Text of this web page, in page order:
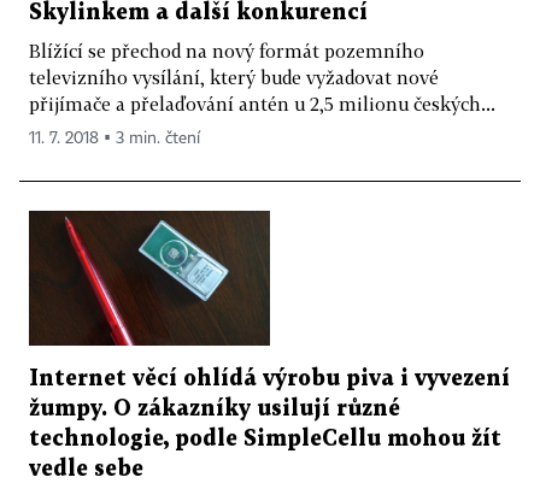
Skylinkem a další konkurencí
Blížící se přechod na nový formát pozemního
televizního vysílání, který bude vyžadovat nové
přijímače a přelaďování antén u 2,5 milionu českých...
11. 7. 2018 ▪ 3 min. čtení
Internet věcí ohlídá výrobu piva i vyvezení
žumpy. O zákazníky usilují různé
technologie, podle SimpleCellu mohou žít
vedle sebe